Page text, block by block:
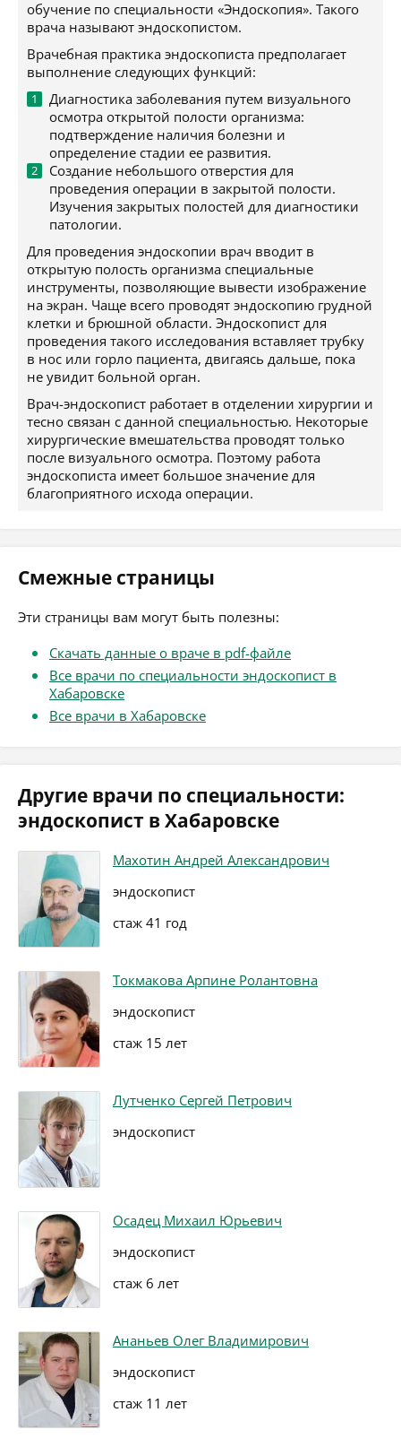
обучение по специальности «Эндоскопия». Такого
врача называют эндоскопистом.
Врачебная практика эндоскописта предполагает
выполнение следующих функций:
Диагностика заболевания путем визуального
осмотра открытой полости организма:
подтверждение наличия болезни и
определение стадии ее развития.
Создание небольшого отверстия для
проведения операции в закрытой полости.
Изучения закрытых полостей для диагностики
патологии.
Для проведения эндоскопии врач вводит в
открытую полость организма специальные
инструменты, позволяющие вывести изображение
на экран. Чаще всего проводят эндоскопию грудной
клетки и брюшной области. Эндоскопист для
проведения такого исследования вставляет трубку
в нос или горло пациента, двигаясь дальше, пока
не увидит больной орган.
Врач-эндоскопист работает в отделении хирургии и
тесно связан с данной специальностью. Некоторые
хирургические вмешательства проводят только
после визуального осмотра. Поэтому работа
эндоскописта имеет большое значение для
благоприятного исхода операции.
Смежные страницы
Эти страницы вам могут быть полезны:
Скачать данные о враче в pdf-файле
Все врачи по специальности эндоскопист в
Хабаровске
Все врачи в Хабаровске
Другие врачи по специальности:
эндоскопист в Хабаровске
Махотин Андрей Александрович
эндоскопист
стаж 41 год
Токмакова Арпине Ролантовна
эндоскопист
стаж 15 лет
Лутченко Сергей Петрович
эндоскопист
Осадец Михаил Юрьевич
эндоскопист
стаж 6 лет
Ананьев Олег Владимирович
эндоскопист
стаж 11 лет